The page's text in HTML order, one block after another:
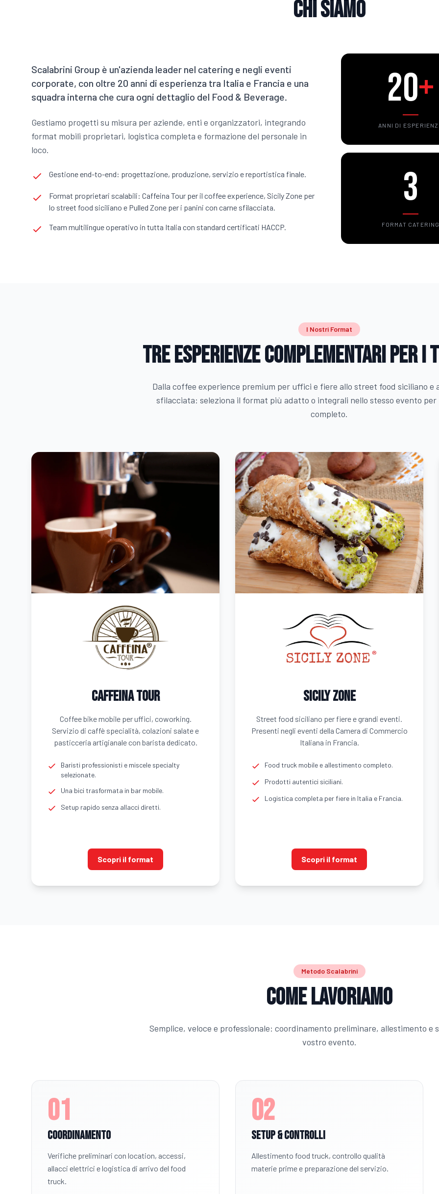
Chi Siamo
Scalabrini Group è un'azienda leader nel catering e negli eventi
corporate, con oltre 20 anni di esperienza tra Italia e Francia e una
squadra interna che cura ogni dettaglio del Food & Beverage.
Gestiamo progetti su misura per aziende, enti e organizzatori, integrando
format mobili proprietari, logistica completa e formazione del personale in
loco.
Gestione end-to-end: progettazione, produzione, servizio e reportistica finale.
Format proprietari scalabili: Caffeina Tour per il coffee experience, Sicily Zone per
lo street food siciliano e Pulled Zone per i panini con carne sfilacciata.
Team multilingue operativo in tutta Italia con standard certificati HACCP.
20+
ANNI DI
3
FORMAT
I Nostri Format
Tre esperienze complementari per i
Dalla coffee experience premium per uffici e fiere allo street food siciliano e
sfilacciata: seleziona il format più adatto o integrali nello stesso evento
completo.
Caffeina Tour
Coffee bike mobile per uffici, coworking.
Servizio di caffè specialità, colazioni salate e
pasticceria artigianale con barista dedicato.
Baristi professionisti e miscele specialty
selezionate.
Una bici trasformata in bar mobile.
Setup rapido senza allacci diretti.
Scopri il format
Sicily Zone
Street food siciliano per fiere e grandi eventi.
Presenti negli eventi della Camera di Commercio
Italiana in Francia.
Food truck mobile e allestimento completo.
Prodotti autentici siciliani.
Logistica completa per fiere in Italia e Francia.
Scopri il format
Metodo Scalabrini
Come Lavoriamo
Semplice, veloce e professionale: coordinamento preliminare, allestimento e
vostro evento.
01
Coordinamento
Verifiche preliminari con location, accessi,
allacci elettrici e logistica di arrivo del food
truck.
02
Setup & Controlli
Allestimento food truck, controllo qualità
materie prime e preparazione del servizio.